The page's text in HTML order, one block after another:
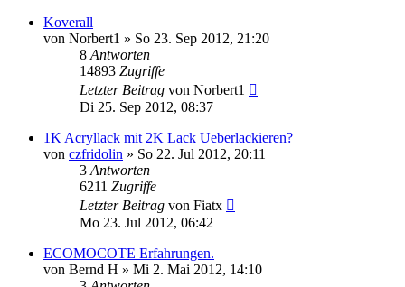
Koverall
von Norbert1 » So 23. Sep 2012, 21:20
8 Antworten
14893 Zugriffe
Letzter Beitrag von Norbert1
Di 25. Sep 2012, 08:37
1K Acryllack mit 2K Lack Ueberlackieren?
von czfridolin » So 22. Jul 2012, 20:11
3 Antworten
6211 Zugriffe
Letzter Beitrag von Fiatx
Mo 23. Jul 2012, 06:42
ECOMOCOTE Erfahrungen.
von Bernd H » Mi 2. Mai 2012, 14:10